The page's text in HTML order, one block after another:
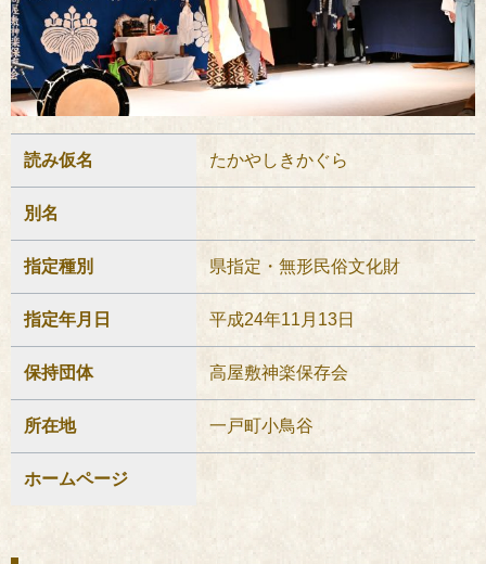
読み仮名 たかやしきかぐら
別名
指定種別 県指定・無形民俗文化財
指定年月日 平成24年11月13日
保持団体 高屋敷神楽保存会
所在地 一戸町小鳥谷
ホームページ